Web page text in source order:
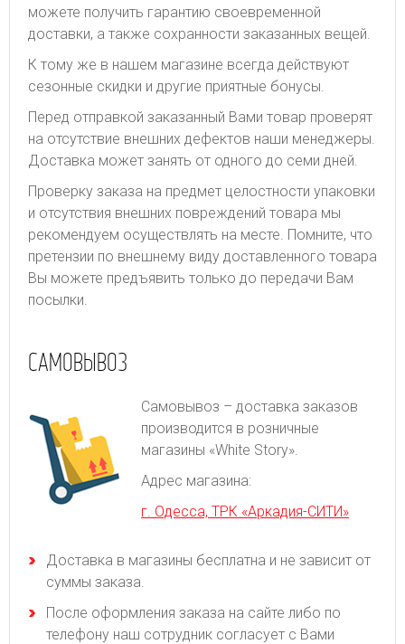
можете получить гарантию своевременной
доставки, а также сохранности заказанных вещей.
К тому же в нашем магазине всегда действуют
сезонные скидки и другие приятные бонусы.
Перед отправкой заказанный Вами товар проверят
на отсутствие внешних дефектов наши менеджеры.
Доставка может занять от одного до семи дней.
Проверку заказа на предмет целостности упаковки
и отсутствия внешних повреждений товара мы
рекомендуем осуществлять на месте. Помните, что
претензии по внешнему виду доставленного товара
Вы можете предъявить только до передачи Вам
посылки.
САМОВЫВОЗ
Самовывоз – доставка заказов
производится в розничные
магазины «White Story».
Адрес магазина:
г. Одесса, ТРК «Аркадия-СИТИ»
Доставка в магазины бесплатна и не зависит от
суммы заказа.
После оформления заказа на сайте либо по
телефону наш сотрудник согласует с Вами